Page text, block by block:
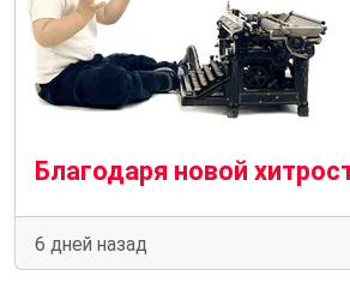
6 дней назад